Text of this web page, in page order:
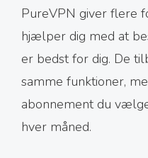
PureVPN giver flere
hjælper dig med at
er bedst for dig. De
samme funktioner,
abonnement du
hver måned.